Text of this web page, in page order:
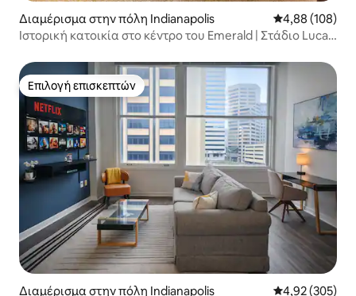
Διαμέρισμα στην πόλη Indianapolis Μέση
4,88 (108)
Ιστορική κατοικία στο κέντρο του Emerald | Στάδιο Lucas
Επιλογή επισκεπτών
Επιλογή επισκεπτών
Διαμέρισμα στην πόλη Indianapolis Μέση
4,92 (305)